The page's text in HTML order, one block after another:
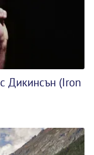
Дикинсън (Iron